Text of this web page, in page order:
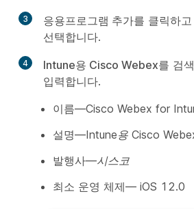
3 응용프로그램 추가를 클릭하고
선택합니다.
4 Intune용 Cisco Webex를 검
입력합니다.
이름—Cisco Webex for
설명—Intune용 Cisco
발행사—시스코
최소 운영 체제— iOS 12.0